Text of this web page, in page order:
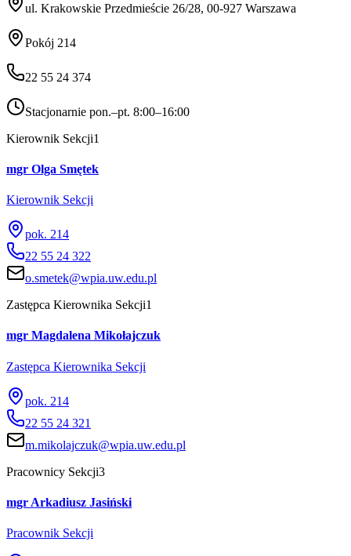
ul. Krakowskie Przedmieście 26/28, 00-927 Warszawa
Pokój 214
22 55 24 374
Stacjonarnie pon.–pt. 8:00–16:00
Kierownik Sekcji1
mgr Olga Smętek
Kierownik Sekcji
pok. 214
22 55 24 322
o.smetek@wpia.uw.edu.pl
Zastępca Kierownika Sekcji1
mgr Magdalena Mikołajczuk
Zastępca Kierownika Sekcji
pok. 214
22 55 24 321
m.mikolajczuk@wpia.uw.edu.pl
Pracownicy Sekcji3
mgr Arkadiusz Jasiński
Pracownik Sekcji